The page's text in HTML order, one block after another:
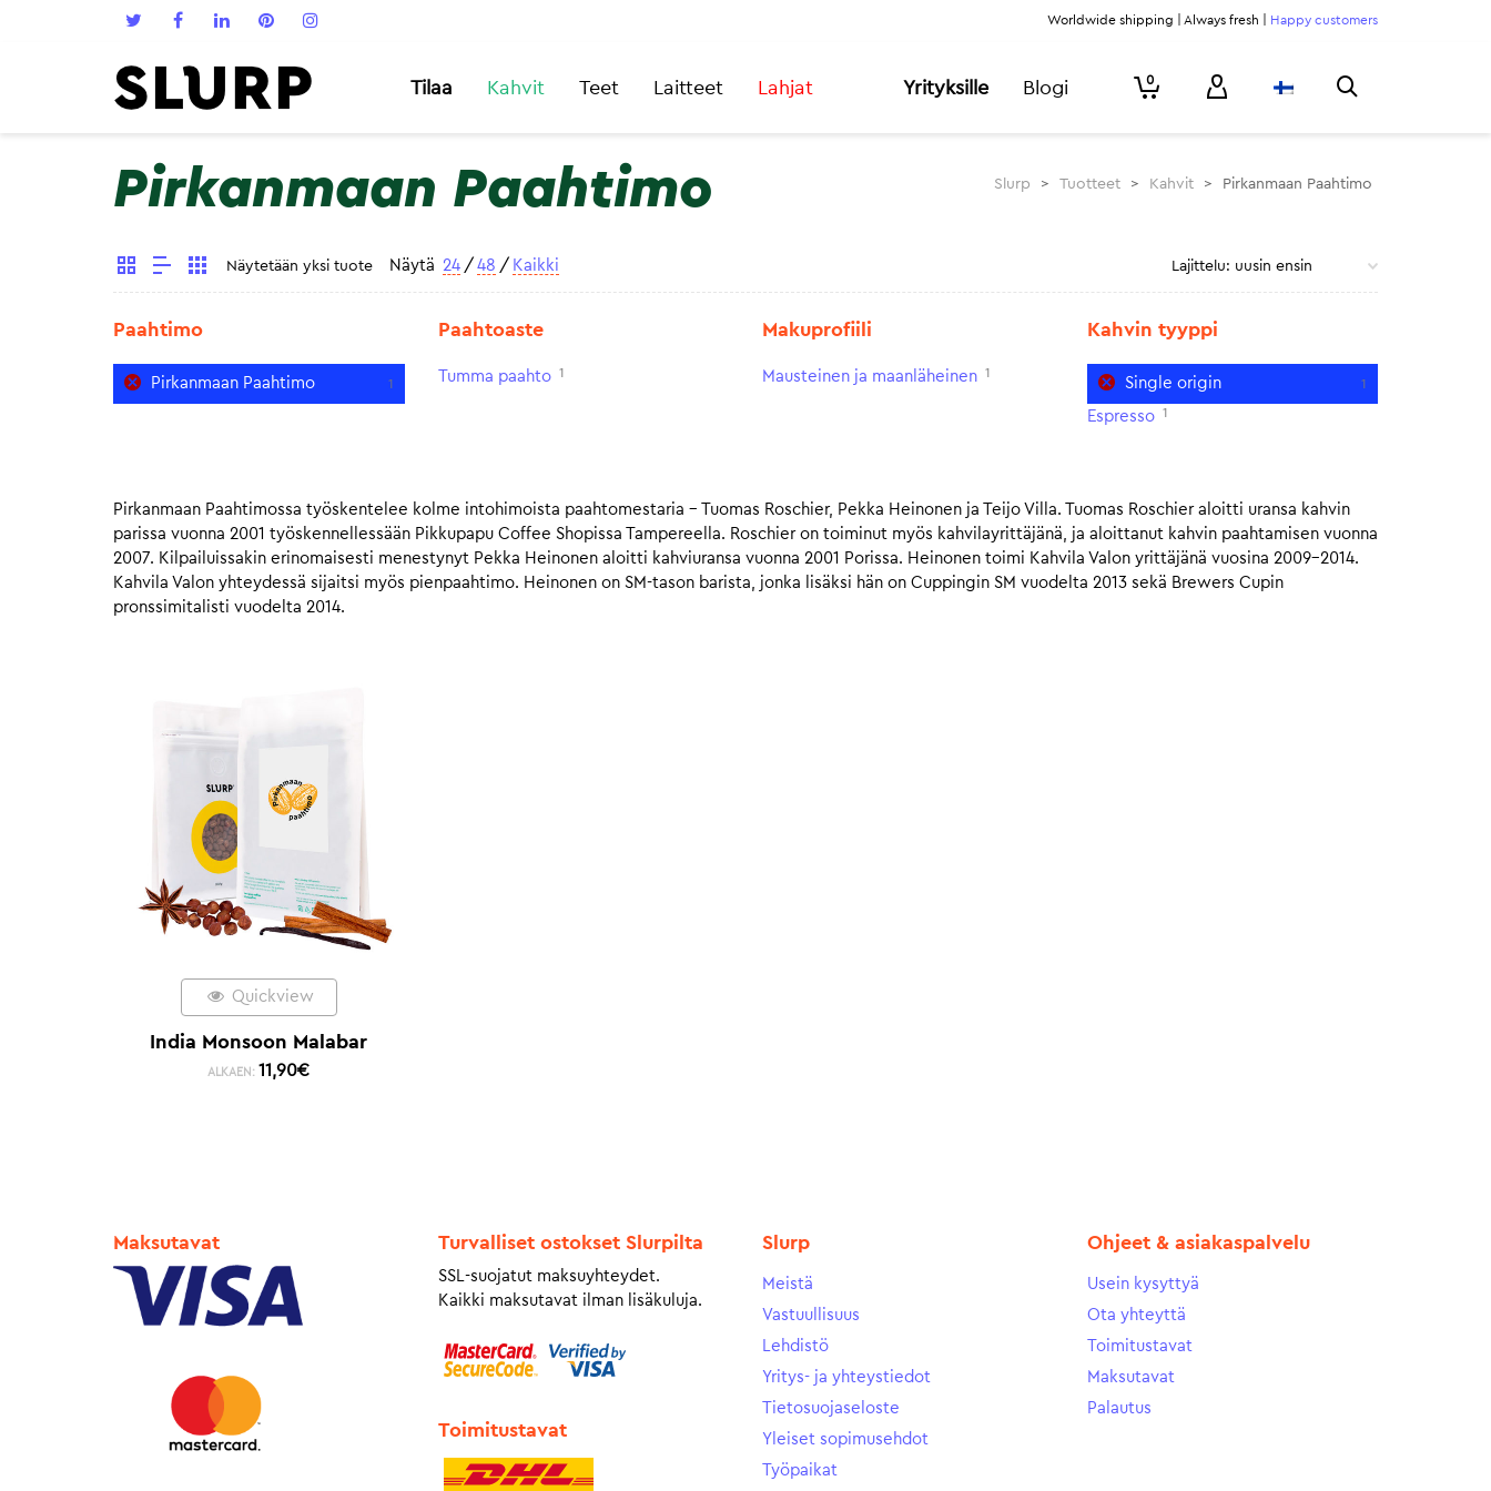
Worldwide shipping | Always fresh | Happy customers
Tilaa Kahvit Teet Laitteet Lahjat Yrityksille Blogi 0
Pirkanmaan Paahtimo Slurp > Tuotteet > Kahvit > Pirkanmaan Paahtimo
Näytetään yksi tuote Näytä 24 / 48 / Kaikki
Paahtimo
Pirkanmaan Paahtimo 1
Paahtoaste
Tumma paahto 1
Makuprofiili
Mausteinen ja maanläheinen 1
Kahvin tyyppi
Single origin 1
Espresso 1
Pirkanmaan Paahtimossa työskentelee kolme intohimoista paahtomestaria – Tuomas Roschier, Pekka Heinonen ja Teijo Villa. Tuomas Roschier aloitti uransa kahvin
parissa vuonna 2001 työskennellessään Pikkupapu Coffee Shopissa Tampereella. Roschier on toiminut myös kahvilayrittäjänä, ja aloittanut kahvin paahtamisen vuonna
2007. Kilpailuissakin erinomaisesti menestynyt Pekka Heinonen aloitti kahviuransa vuonna 2001 Porissa. Heinonen toimi Kahvila Valon yrittäjänä vuosina 2009-2014.
Kahvila Valon yhteydessä sijaitsi myös pienpaahtimo. Heinonen on SM-tason barista, jonka lisäksi hän on Cuppingin SM vuodelta 2013 sekä Brewers Cupin
pronssimitalisti vuodelta 2014.
Quickview
India Monsoon Malabar
ALKAEN: 11,90€
Maksutavat Turvalliset ostokset Slurpilta
SSL-suojatut maksuyhteydet.
Kaikki maksutavat ilman lisäkuluja.
Toimitustavat
Slurp
Meistä
Vastuullisuus
Lehdistö
Yritys- ja yhteystiedot
Tietosuojaseloste
Yleiset sopimusehdot
Työpaikat
Ohjeet & asiakaspalvelu
Usein kysyttyä
Ota yhteyttä
Toimitustavat
Maksutavat
Palautus